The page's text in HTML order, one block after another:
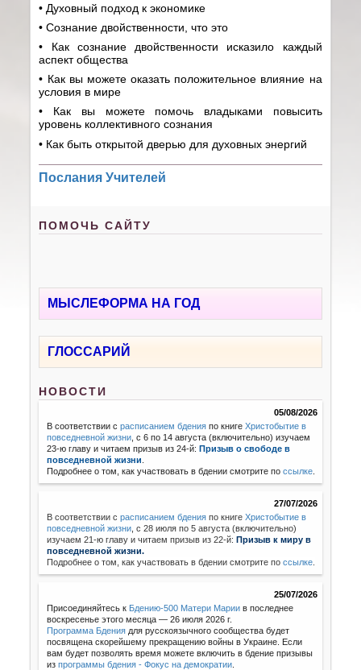
• Духовный подход к экономике
• Сознание двойственности, что это
• Как сознание двойственности исказило каждый
аспект общества
• Как вы можете оказать положительное влияние на
условия в мире
• Как вы можете помочь владыками повысить
уровень коллективного сознания
• Как быть открытой дверью для духовных энергий
Послания Учителей
ПОМОЧЬ САЙТУ
МЫСЛЕФОРМА НА ГОД
ГЛОССАРИЙ
НОВОСТИ
05/08/2026
В соответствии срасписанием бдения по книгеХристобытие в
повседневной жизни , с 6 по 14 августа (включительно) изучаем
23-ю главу и читаем призыв из 24-й:Призыв о свободе в
повседневной жизни
Подробнее о том, как участвовать в бдении смотрите поссылке
27/07/2026
В соответствии с расписанием бдения по книгеХристобытие в
повседневной жизни с 28 июля по 5 августа (включительно)
изучаем 21-ю главу и читаем призыв из 22-й:Призыв к миру в
повседневной жизни.
Подробнее о том, как участвовать в бдении смотрите поссылке
25/07/2026
Присоединяйтесь к Бдению-500 Матери Марии в последнее
воскресенье этого месяца — 26 июля 2026 г.
Программа Бдения для русскоязычного сообщества будет
посвящена скорейшему прекращению войны в Украине. Если
вам будет позволять время можете включить в бдение призывы
изпрограммы бдения - Фокус на демократии